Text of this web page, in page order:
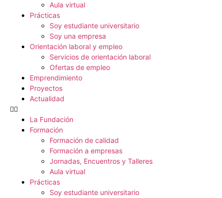
Aula virtual
Prácticas
Soy estudiante universitario
Soy una empresa
Orientación laboral y empleo
Servicios de orientación laboral
Ofertas de empleo
Emprendimiento
Proyectos
Actualidad
La Fundación
Formación
Formación de calidad
Formación a empresas
Jornadas, Encuentros y Talleres
Aula virtual
Prácticas
Soy estudiante universitario